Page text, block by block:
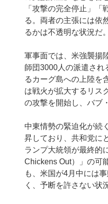
「攻撃の完全停止」
る。両者の主張には依
るかは不透明な状況だ。
軍事面では、米強襲揚
師団3000人の派遣され
るカーグ島への上陸を
は戦火が拡大するリス
の攻撃を開始し、バブ
中東情勢の緊迫化が続
昇しており、共和党に
ランプ大統領が最終的
Chickens Out）」の可
も、米国が4月中には
く、予断を許さない状